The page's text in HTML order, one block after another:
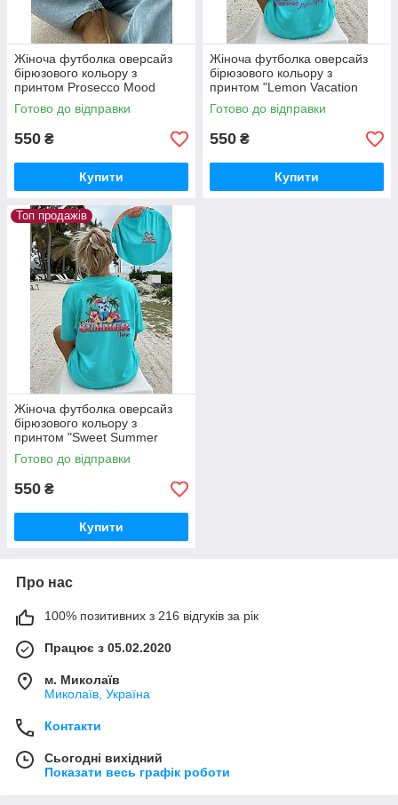
Жіноча футболка оверсайз
бірюзового кольору з
принтом Prosecco Mood
Готово до відправки
550 ₴
Купити
Жіноча футболка оверсайз
бірюзового кольору з
принтом "Lemon Vacation
Sunshine"
Готово до відправки
550 ₴
Купити
Топ продажів
Жіноча футболка оверсайз
бірюзового кольору з
принтом "Sweet Summer
Time"
Готово до відправки
550 ₴
Купити
Про нас
100% позитивних з 216 відгуків за рік
Працює з 05.02.2020
м. Миколаїв
Миколаїв, Україна
Контакти
Сьогодні вихідний
Показати весь графік роботи